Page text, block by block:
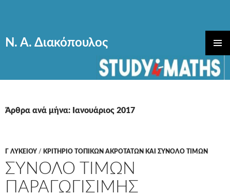
Ν. Α. Διακόπουλος
ΚΎΡΙΟ
ΜΕΝΟΎ
Άρθρα ανά μήνα: Ιανουάριος 2017
Γ ΛΥΚΕΊΟΥ / ΚΡΙΤΗΡΙΟ ΤΟΠΙΚΩΝ ΑΚΡΟΤΑΤΩΝ ΚΑΙ ΣΥΝΟΛΟ ΤΙΜΩΝ
ΣΥΝΟΛΟ ΤΙΜΩΝ
ΠΑΡΑΓΩΓΙΣΙΜΗΣ